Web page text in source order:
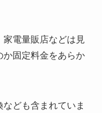
電量販店などは見
固定料金をあらか
ども含まれていま